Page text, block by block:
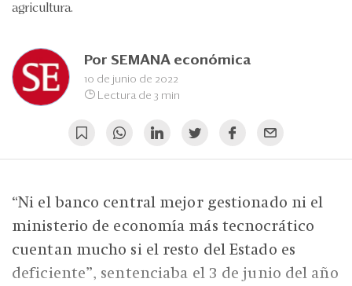
Ranking CEO
Edición Impresa
agricultura.
Por SEMANA económica
10 de junio de 2022
Lectura de 3 min
“Ni el banco central mejor gestionado ni el
ministerio de economía más tecnocrático
cuentan mucho si el resto del Estado es
deficiente”, sentenciaba el 3 de junio del año